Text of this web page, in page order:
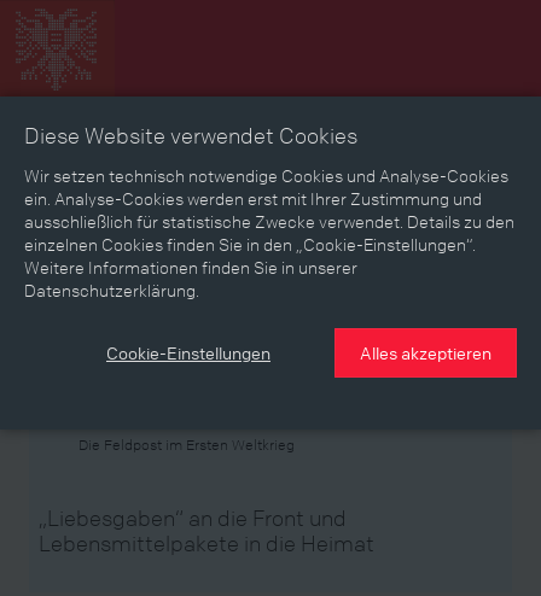
Zeitbild Zeitreise Landkarte Erinnerungen
Mediathek Textmodus
Themen Zeiträume Aspekte
Die Feldpost im Ersten Weltkrieg
„Liebesgaben“ an die Front und
Lebensmittelpakete in die Heimat
Diese Website verwendet Cookies
Wir setzen technisch notwendige Cookies und Analyse-Cookies
ein. Analyse-Cookies werden erst mit Ihrer Zustimmung und
ausschließlich für statistische Zwecke verwendet. Details zu den
einzelnen Cookies finden Sie in den „Cookie-Einstellungen“.
Weitere Informationen finden Sie in unserer
Datenschutzerklärung.
Cookie-Einstellungen Alles akzeptieren